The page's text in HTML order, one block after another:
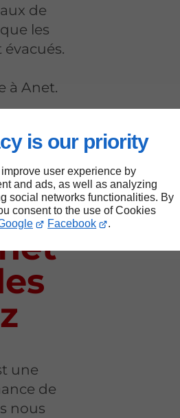
is our priority
user experience by
and ads, as well as analyzing
social networks functionalities. By
consent to the use of Cookies
Facebook .
de
les
à Anet.
.
une
de
nous